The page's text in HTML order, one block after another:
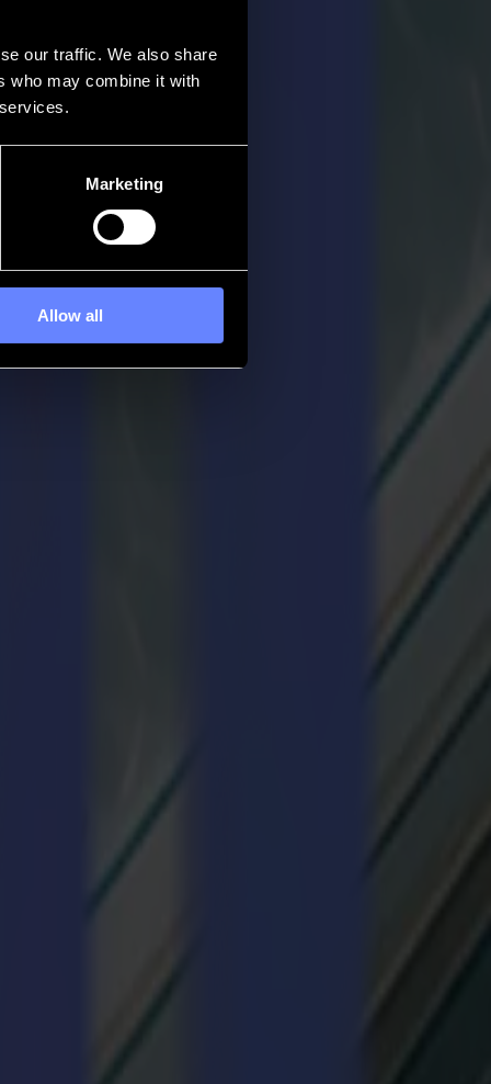
our traffic. We also share
who may combine it with
Marketing
Allow all
matériaux comme l'aluminium, le feutre, les films réfléchissants,
plus élevés, mais cela ne diminue pas les enjeux. Nous
par mois - la machine se comporte comme si elle avait été conçue